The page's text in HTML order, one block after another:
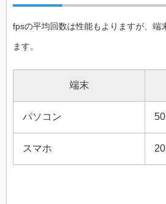
fpsの平均回数は性能もよりますが、端
ます。
端末
パソコン
スマホ 20